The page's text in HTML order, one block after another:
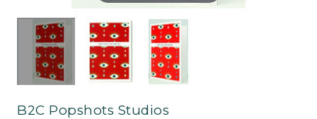
B2C Popshots Studios